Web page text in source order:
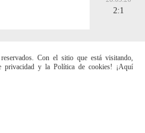
2:1
Con el sitio que está visitando,
privacidad y la Política de cookies! ¡Aquí